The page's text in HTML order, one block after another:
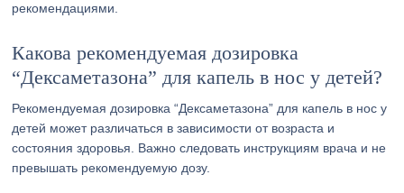
рекомендациями.
Какова рекомендуемая дозировка
“Дексаметазона” для капель в нос у детей?
Рекомендуемая дозировка “Дексаметазона” для капель в нос у
детей может различаться в зависимости от возраста и
состояния здоровья. Важно следовать инструкциям врача и не
превышать рекомендуемую дозу.